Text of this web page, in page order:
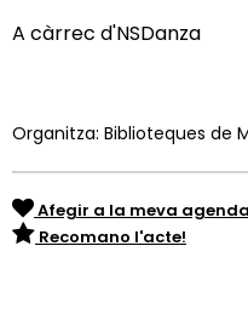
A càrrec d'NSDanza
Organitza: Biblioteques de
Afegir a la meva
Recomano l'acte!